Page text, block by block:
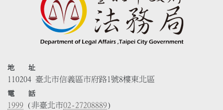
地 址
110204 臺北市信義區市府路1號8樓東北區
電 話
1999 (非臺北市02-27208889)